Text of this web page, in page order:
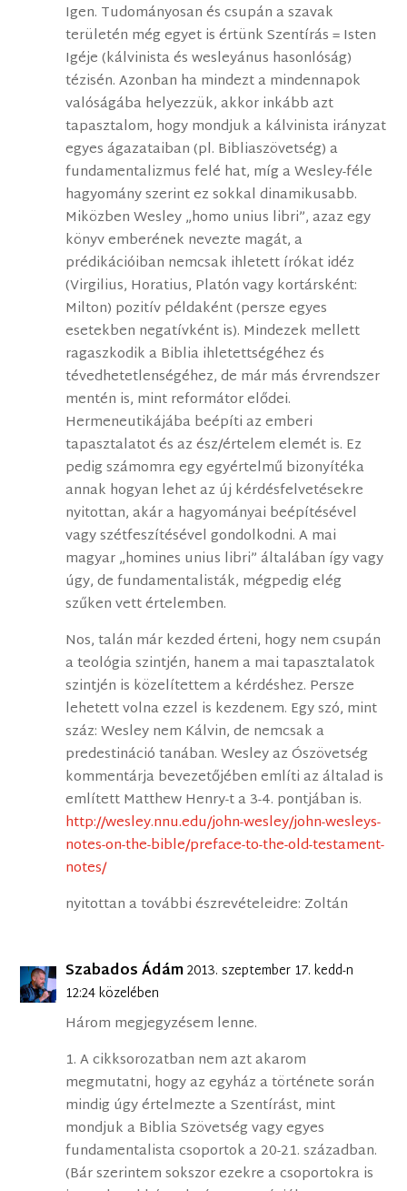
Igen. Tudományosan és csupán a szavak
területén még egyet is értünk Szentírás = Isten
Igéje (kálvinista és wesleyánus hasonlóság)
tézisén. Azonban ha mindezt a mindennapok
valóságába helyezzük, akkor inkább azt
tapasztalom, hogy mondjuk a kálvinista irányzat
egyes ágazataiban (pl. Bibliaszövetség) a
fundamentalizmus felé hat, míg a Wesley-féle
hagyomány szerint ez sokkal dinamikusabb.
Miközben Wesley „homo unius libri”, azaz egy
könyv emberének nevezte magát, a
prédikációiban nemcsak ihletett írókat idéz
(Virgilius, Horatius, Platón vagy kortársként:
Milton) pozitív példaként (persze egyes
esetekben negatívként is). Mindezek mellett
ragaszkodik a Biblia ihletettségéhez és
tévedhetetlenségéhez, de már más érvrendszer
mentén is, mint reformátor elődei.
Hermeneutikájába beépíti az emberi
tapasztalatot és az ész/értelem elemét is. Ez
pedig számomra egy egyértelmű bizonyítéka
annak hogyan lehet az új kérdésfelvetésekre
nyitottan, akár a hagyományai beépítésével
vagy szétfeszítésével gondolkodni. A mai
magyar „homines unius libri” általában így vagy
úgy, de fundamentalisták, mégpedig elég
szűken vett értelemben.
Nos, talán már kezded érteni, hogy nem csupán
a teológia szintjén, hanem a mai tapasztalatok
szintjén is közelítettem a kérdéshez. Persze
lehetett volna ezzel is kezdenem. Egy szó, mint
száz: Wesley nem Kálvin, de nemcsak a
predestináció tanában. Wesley az Ószövetség
kommentárja bevezetőjében említi az általad is
említett Matthew Henry-t a 3-4. pontjában is.
http://wesley.nnu.edu/john-wesley/john-wesleys-
notes-on-the-bible/preface-to-the-old-testament-
notes/
nyitottan a további észrevételeidre: Zoltán
Szabados Ádám2013. szeptember 17. kedd-n
12:24 közelében
Három megjegyzésem lenne.
1. A cikksorozatban nem azt akarom
megmutatni, hogy az egyház a története során
mindig úgy értelmezte a Szentírást, mint
mondjuk a Biblia Szövetség vagy egyes
fundamentalista csoportok a 20-21. században.
(Bár szerintem sokszor ezekre a csoportokra is